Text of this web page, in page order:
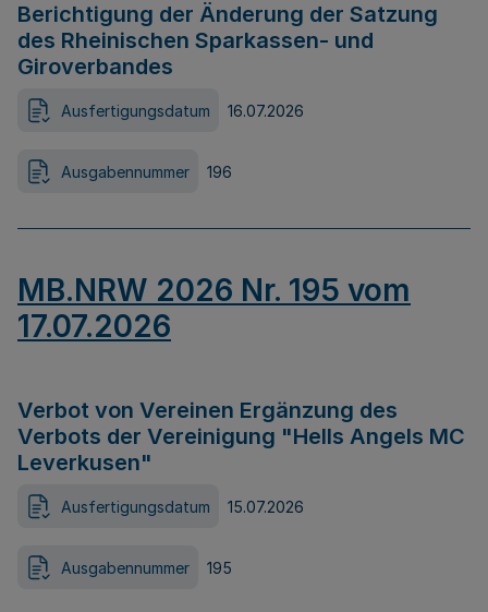
Berichtigung der Änderung der Satzung
des Rheinischen Sparkassen- und
Giroverbandes
Ausfertigungsdatum 16.07.2026
Ausgabennummer 196
MB.NRW 2026 Nr. 195 vom
17.07.2026
Verbot von Vereinen Ergänzung des
Verbots der Vereinigung "Hells Angels MC
Leverkusen"
Ausfertigungsdatum 15.07.2026
Ausgabennummer 195